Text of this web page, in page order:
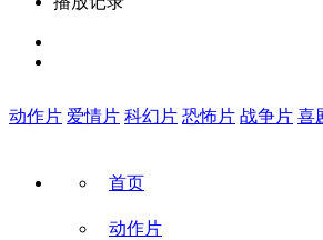
动作片 爱情片 科幻片 恐怖片 战争片 喜
首页
动作片